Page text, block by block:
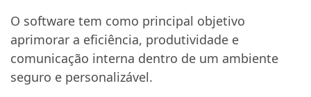
O software tem como principal objetivo
aprimorar a eficiência, produtividade e
comunicação interna dentro de um ambiente
seguro e personalizável.